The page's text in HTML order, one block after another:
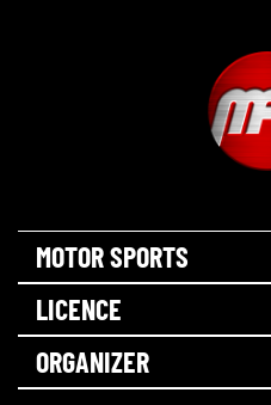
MOTOR SPORTS
LICENCE
ORGANIZER